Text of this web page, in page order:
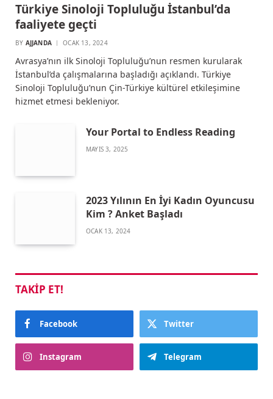
Türkiye Sinoloji Topluluğu İstanbul’da
faaliyete geçti
BY AJJANDA OCAK 13, 2024
Avrasya’nın ilk Sinoloji Topluluğu’nun resmen kurularak
İstanbul’da çalışmalarına başladığı açıklandı. Türkiye
Sinoloji Topluluğu’nun Çin-Türkiye kültürel etkileşimine
hizmet etmesi bekleniyor.
Your Portal to Endless Reading
MAYIS 3, 2025
2023 Yılının En İyi Kadın Oyuncusu
Kim ? Anket Başladı
OCAK 13, 2024
TAKIP ET!
Facebook Twitter
Instagram Telegram